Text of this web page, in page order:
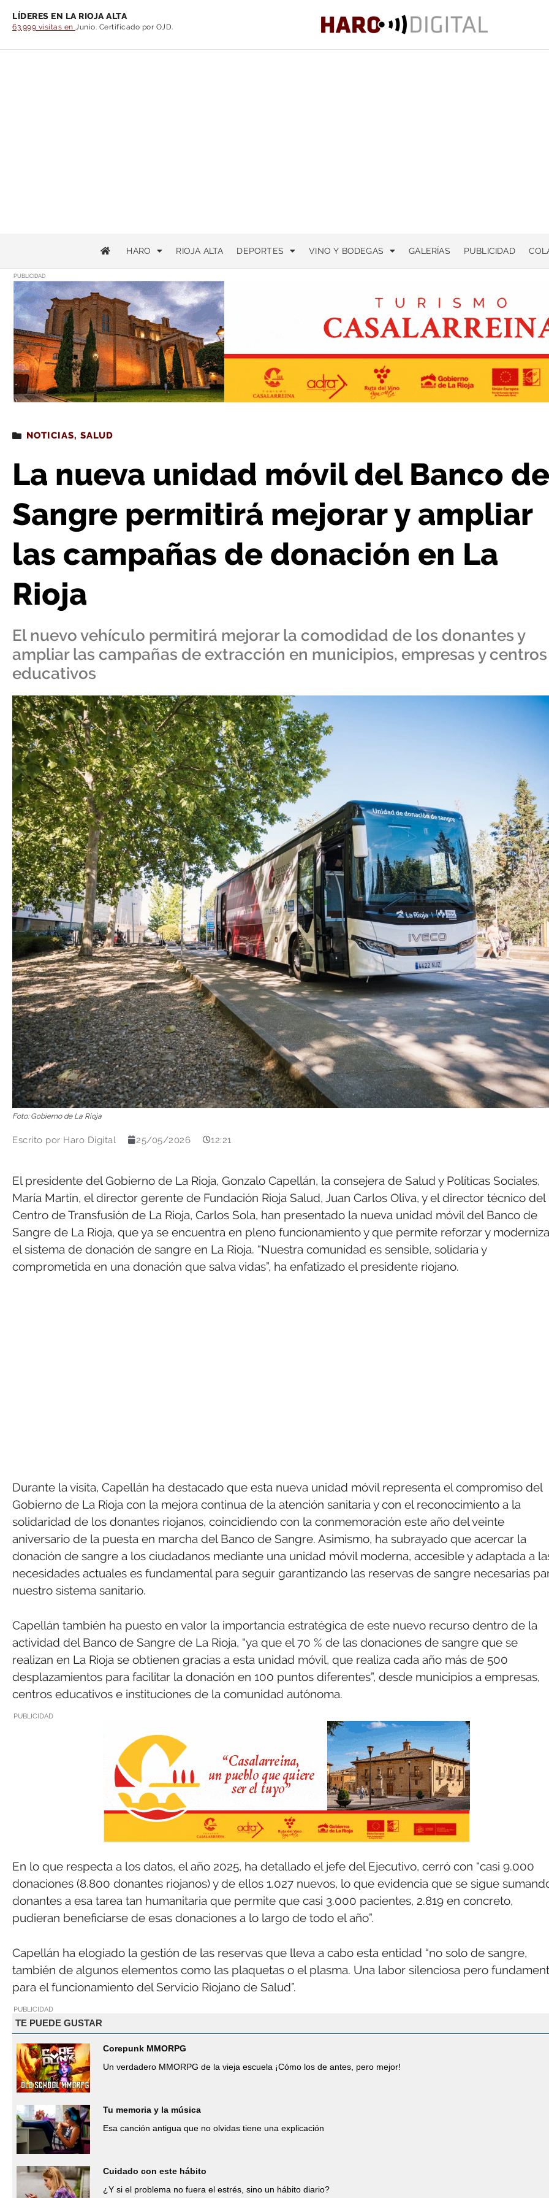
LÍDERES EN LA RIOJA ALTA
63.999 visitas en Junio. Certificado por OJD.
HARO RIOJA ALTA DEPORTES VINO Y BODEGAS GALERÍAS PUBLICIDAD
PUBLICIDAD
Estás leyendo : La nueva unidad móvil del Banco de Sangre permitirá mejorar y ampliar las campañas de donación en La Rioja
NOTICIAS, SALUD
La nueva unidad móvil del Banco de
Sangre permitirá mejorar y ampliar
las campañas de donación en La
Rioja
El nuevo vehículo permitirá mejorar la comodidad de los donantes y
ampliar las campañas de extracción en municipios, empresas y centros
educativos
Foto: Gobierno de La Rioja
Escrito por Haro Digital 25/05/2026 12:21
El presidente del Gobierno de La Rioja, Gonzalo Capellán, la consejera de Salud y Políticas Sociales,
María Martín, el director gerente de Fundación Rioja Salud, Juan Carlos Oliva, y el director técnico del
Centro de Transfusión de La Rioja, Carlos Sola, han presentado la nueva unidad móvil del Banco de
Sangre de La Rioja, que ya se encuentra en pleno funcionamiento y que permite reforzar y
el sistema de donación de sangre en La Rioja. “Nuestra comunidad es sensible, solidaria y
comprometida en una donación que salva vidas”, ha enfatizado el presidente riojano.
Durante la visita, Capellán ha destacado que esta nueva unidad móvil representa el compromiso del
Gobierno de La Rioja con la mejora continua de la atención sanitaria y con el reconocimiento a la
solidaridad de los donantes riojanos, coincidiendo con la conmemoración este año del veinte
aniversario de la puesta en marcha del Banco de Sangre. Asimismo, ha subrayado que acercar la
donación de sangre a los ciudadanos mediante una unidad móvil moderna, accesible y adaptada a
necesidades actuales es fundamental para seguir garantizando las reservas de sangre necesarias
nuestro sistema sanitario.
Capellán también ha puesto en valor la importancia estratégica de este nuevo recurso dentro de la
actividad del Banco de Sangre de La Rioja, “ya que el 70 % de las donaciones de sangre que se
realizan en La Rioja se obtienen gracias a esta unidad móvil, que realiza cada año más de 500
desplazamientos para facilitar la donación en 100 puntos diferentes”, desde municipios a empresas,
centros educativos e instituciones de la comunidad autónoma.
PUBLICIDAD
En lo que respecta a los datos, el año 2025, ha detallado el jefe del Ejecutivo, cerró con “casi 9.000
donaciones (8.800 donantes riojanos) y de ellos 1.027 nuevos, lo que evidencia que se sigue
donantes a esa tarea tan humanitaria que permite que casi 3.000 pacientes, 2.819 en concreto,
pudieran beneficiarse de esas donaciones a lo largo de todo el año”.
Capellán ha elogiado la gestión de las reservas que lleva a cabo esta entidad “no solo de sangre,
también de algunos elementos como las plaquetas o el plasma. Una labor silenciosa pero
para el funcionamiento del Servicio Riojano de Salud”.
PUBLICIDAD
TE PUEDE GUSTAR
Corepunk MMORPG
Un verdadero MMORPG de la vieja escuela ¡Cómo los de antes, pero mejor!
Tu memoria y la música
Esa canción antigua que no olvidas tiene una explicación
Cuidado con este hábito
¿Y si el problema no fuera el estrés, sino un hábito diario?